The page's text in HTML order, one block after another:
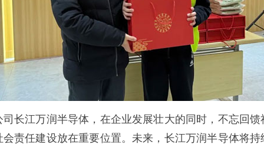
江万润半导体，在企业发展壮大的同时，不忘回馈
责任建设放在重要位置。未来，长江万润半导体将